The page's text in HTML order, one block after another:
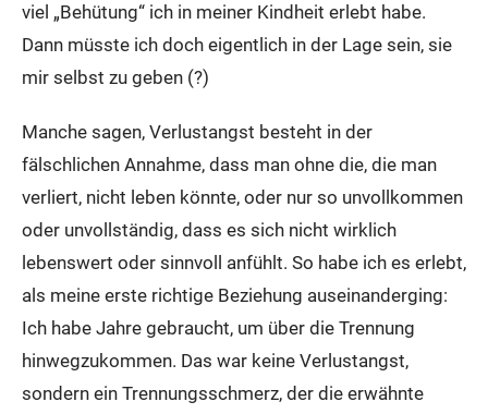
viel „Behütung“ ich in meiner Kindheit erlebt habe.
Dann müsste ich doch eigentlich in der Lage sein, sie
mir selbst zu geben (?)
Manche sagen, Verlustangst besteht in der
fälschlichen Annahme, dass man ohne die, die man
verliert, nicht leben könnte, oder nur so unvollkommen
oder unvollständig, dass es sich nicht wirklich
lebenswert oder sinnvoll anfühlt. So habe ich es erlebt,
als meine erste richtige Beziehung auseinanderging:
Ich habe Jahre gebraucht, um über die Trennung
hinwegzukommen. Das war keine Verlustangst,
sondern ein Trennungsschmerz, der die erwähnte